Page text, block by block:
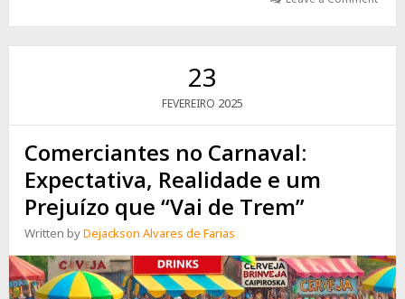
FANTASMA
23
FEVEREIRO 2025
Comerciantes no Carnaval:
Expectativa, Realidade e um
Prejuízo que “Vai de Trem”
Written byDejackson Alvares de Farias